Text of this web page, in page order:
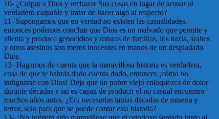
10- ¿Culpar a Dios y rechazar Sus cosas en lugar de acusar al
verdadero culpable y tratar de hacer algo al respecto?
11- Supongamos que en verdad no existen las casualidades,
entonces podemos concluir que Dios es un malvado que permite y
alienta y produce genocidios y roturas de familias, los nazis, árabes
y otros asesinos son meros inocentes en manos de un despiadado
Dios.
12- Hagamos de cuenta que la maravillosa historia es verdadera,
cosa de que te habrás dado cuenta dudo, entonces ¡cómo no
indignarse con Dios! Deja que un pobre viejo enloquezca de dolor
durante décadas y no es capaz de producir el no casual encuentro
muchos años antes. ¿Era necesarias tantas décadas de miseria y
terror, solo para que se puede contar esta historia?